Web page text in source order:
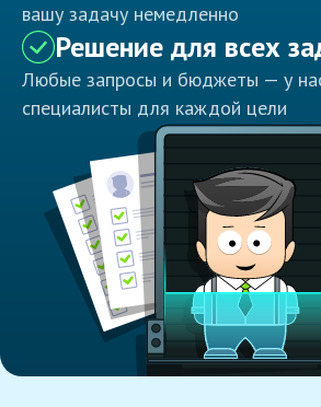
вашу задачу немедленно
Решение для всех
Любые запросы и бюджеты — у
специалисты для каждой цели